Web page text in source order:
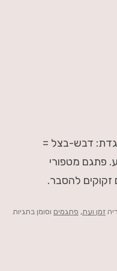
דבש-בצל =
פתגם מטפורי
להסבר.
זמן ועת, פתגמים וסומן בתגיות